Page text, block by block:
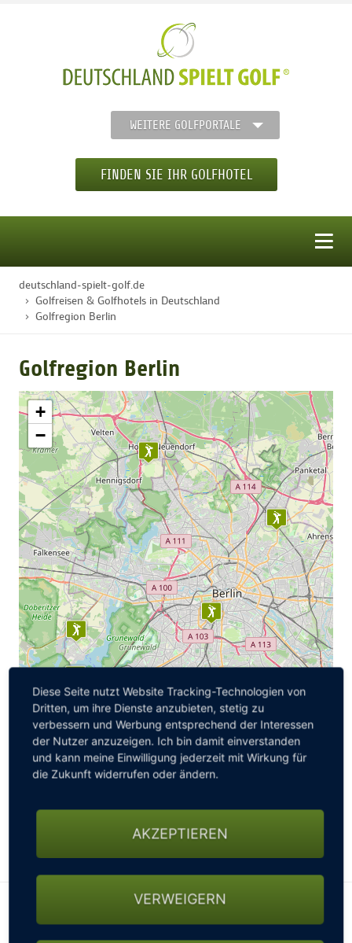
WEITERE GOLFPORTALE
FINDEN SIE IHR GOLFHOTEL
STARTSEITE
GOLFARRANGEMENTS
GOLF CARD
GOLF & WOMO
MALLORCA GOLFWOCHE
GOLF NEWS
deutschland-spielt-golf.de
Golfreisen & Golfhotels in Deutschland
Golfregion Berlin
Golfregion Berlin
+
−
Leaflet|©OpenStreetMap
Diese Seite nutzt Website Tracking-Technologien von
Dritten, um ihre Dienste anzubieten, stetig zu
verbessern und Werbung entsprechend der Interessen
der Nutzer anzuzeigen. Ich bin damit einverstanden
und kann meine Einwilligung jederzeit mit Wirkung für
die Zukunft widerrufen oder ändern.
AKZEPTIEREN
VERWEIGERN